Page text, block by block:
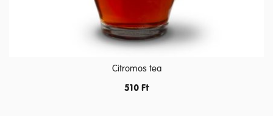
Citromos tea
510 Ft